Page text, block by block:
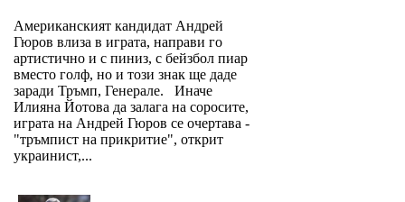
Американският кандидат Андрей
Гюров влиза в играта, направи го
артистично и с пиниз, с бейзбол пиар
вместо голф, но и този знак ще даде
заради Тръмп, Генерале. Иначе
Илияна Йотова да залага на соросите,
играта на Андрей Гюров се очертава -
"тръмпист на прикритие", открит
украинист,...